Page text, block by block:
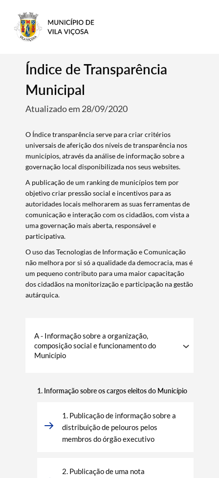
Índice de Transparência
Municipal
Atualizado em 28/09/2020
O Índice transparência serve para criar critérios
universais de aferição dos níveis de transparência nos
municípios, através da análise de informação sobre a
governação local disponibilizada nos seus websites.
A publicação de um ranking de municípios tem por
objetivo criar pressão social e incentivos para as
autoridades locais melhorarem as suas ferramentas de
comunicação e interação com os cidadãos, com vista a
uma governação mais aberta, responsável e
participativa.
O uso das Tecnologias de Informação e Comunicação
não melhora por si só a qualidade da democracia, mas é
um pequeno contributo para uma maior capacitação
dos cidadãos na monitorização e participação na gestão
autárquica.
A - Informação sobre a organização,
composição social e funcionamento do
Município
1. Informação sobre os cargos eleitos do Município
1. Publicação de informação sobre a
distribuição de pelouros pelos
membros do órgão executivo
2. Publicação de uma nota